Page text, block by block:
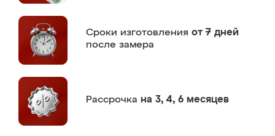
Сроки изготовления от 7 дней
после замера
Рассрочка на 3, 4, 6 месяцев